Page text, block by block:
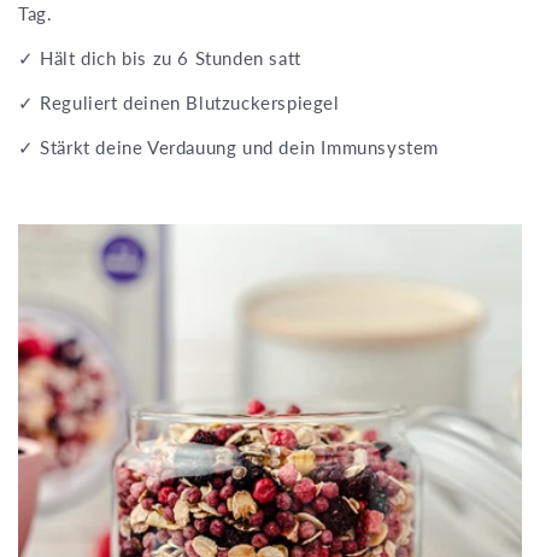
Tag.
✓ Hält dich bis zu 6 Stunden satt
✓ Reguliert deinen Blutzuckerspiegel
✓ Stärkt deine Verdauung und dein Immunsystem